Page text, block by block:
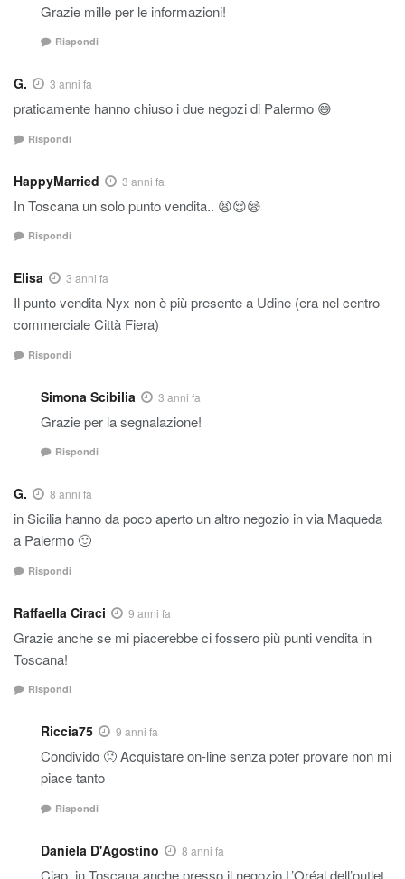
Grazie mille per le informazioni!
Rispondi
G. 3 anni fa
praticamente hanno chiuso i due negozi di Palermo 😅
Rispondi
HappyMarried 3 anni fa
In Toscana un solo punto vendita.. 😫😌😪
Rispondi
Elisa 3 anni fa
Il punto vendita Nyx non è più presente a Udine (era nel centro
commerciale Città Fiera)
Rispondi
Simona Scibilia 3 anni fa
Grazie per la segnalazione!
Rispondi
G. 8 anni fa
in Sicilia hanno da poco aperto un altro negozio in via Maqueda
a Palermo 🙂
Rispondi
Raffaella Ciraci 9 anni fa
Grazie anche se mi piacerebbe ci fossero più punti vendita in
Toscana!
Rispondi
Riccia75 9 anni fa
Condivido 🙁 Acquistare on-line senza poter provare non mi
piace tanto
Rispondi
Daniela D'Agostino 8 anni fa
Ciao, in Toscana anche presso il negozio L’Oréal dell’outlet